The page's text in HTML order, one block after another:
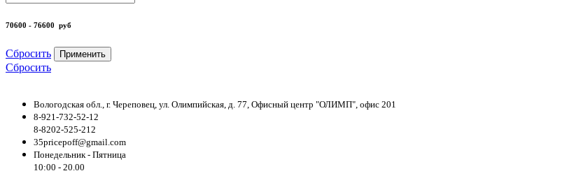
70600 - 76600 руб
Сбросить Применить
Сбросить
Вологодская обл., г. Череповец, ул. Олимпийская, д. 77, Офисный центр "ОЛИМП", офис 201
8-921-732-52-12
8-8202-525-212
35pricepoff@gmail.com
Понедельник - Пятница
10:00 - 20.00